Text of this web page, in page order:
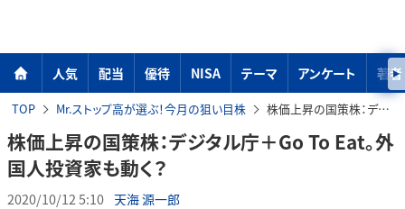
人気 配当 優待 NISA テーマ アンケート 著者
TOP Mr.ストップ高が選ぶ！今月の狙い目株 株価上昇の国策株：デジタル庁＋Go To Eat。外国人投資家も動く？
株価上昇の国策株：デジタル庁＋Go To Eat。外
国人投資家も動く？
2020/10/12 5:10 天海 源一郎